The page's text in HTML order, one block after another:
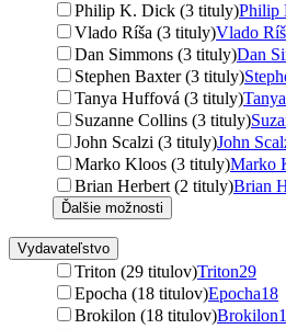
Philip K. Dick (3 tituly)Philip
Vlado Ríša (3 tituly)Vlado
Dan Simmons (3 tituly)Dan
Stephen Baxter (3 tituly)
Tanya Huffová (3 tituly)
Suzanne Collins (3 tituly)
John Scalzi (3 tituly)John
Marko Kloos (3 tituly)Marko
Brian Herbert (2 tituly)Brian
Ďalšie možnosti
Vydavateľstvo
Triton (29 titulov)Triton29
Epocha (18 titulov)Epocha18
Brokilon (18 titulov)Brokilon